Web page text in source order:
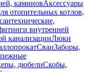
каминовАксессуары
отопительных котлов,
внутренней
канализацииЛюки
СваиЗаборы,
дюбелиСкобы,